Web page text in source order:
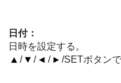
日付：
日時を設定する。
/
/ / /SETボタン